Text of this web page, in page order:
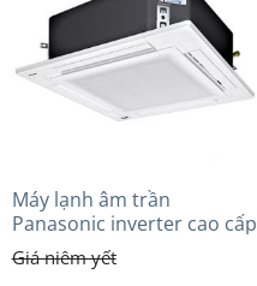
₫ 24.600.000.
Máy lạnh âm trần
Panasonic inverter cao cấp
(2.0 Hp) S-1821PU3HA/U-
18PRH1H5